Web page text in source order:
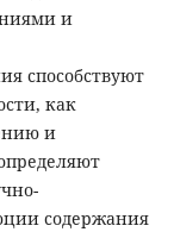
и
способствуют
как
и
содержания